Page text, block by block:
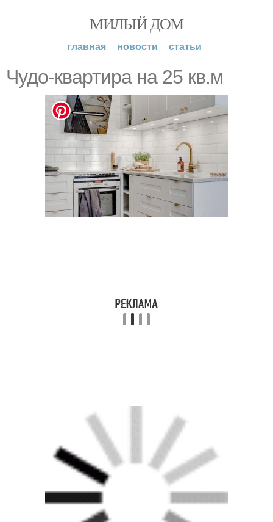
МИЛЫЙ ДОМ
главная новости статьи
Чудо-квартира на 25 кв.м